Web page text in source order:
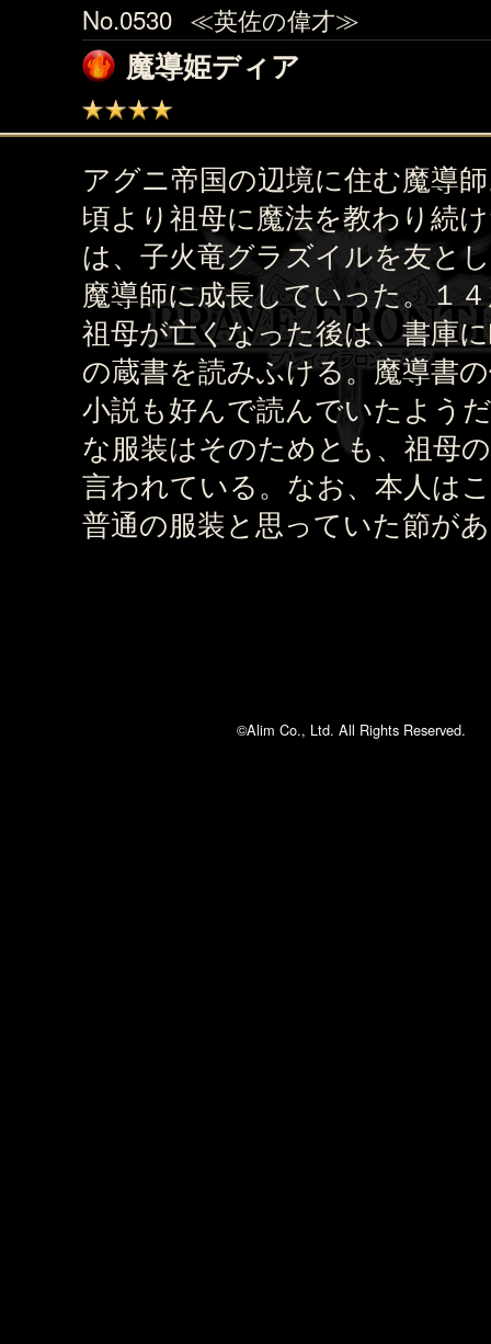
No.0530 ≪英佐の偉才≫
魔導姫ディア
アグニ帝国の辺境に住む魔導
頃より祖母に魔法を教わり続
は、子火竜グラズイルを友と
魔導師に成長していった。１
祖母が亡くなった後は、書庫
の蔵書を読みふける。魔導書
小説も好んで読んでいたよう
な服装はそのためとも、祖母
言われている。なお、本人は
普通の服装と思っていた節が
©Alim Co., Ltd. All Rights Reserved.